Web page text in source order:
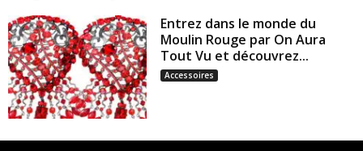
Entrez dans le monde du
Moulin Rouge par On Aura
Tout Vu et découvrez...
Accessoires